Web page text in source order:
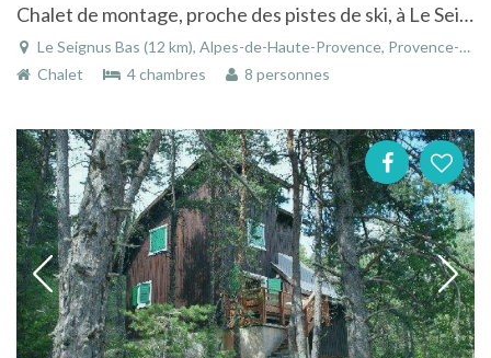
Chalet de montage, proche des pistes de ski, à Le Seignus Bas dans les Alpes-de-Haute-Provence
Le Seignus Bas (12 km), Alpes-de-Haute-Provence, Provence-Alpes-Côte d'Azur, France
Chalet
4 chambres 8 personnes